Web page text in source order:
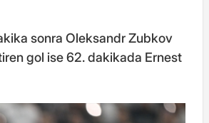
sonra Oleksandr Zubkov
gol ise 62. dakikada Ernest